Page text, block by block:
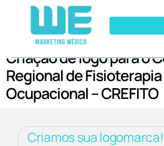
Criação de logo para o
Regional de
Ocupacional – CREFITO
Criamos sua logomarca!